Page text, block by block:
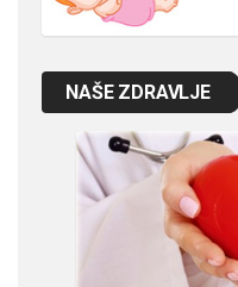
NAŠE ZDRAVLJE